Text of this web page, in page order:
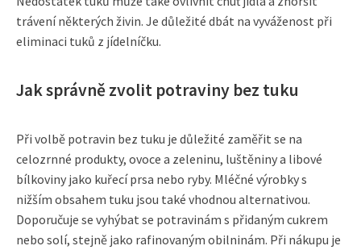
trávení některých živin. Je důležité dbát na vyváženost při
eliminaci tuků z jídelníčku.
Jak správně zvolit potraviny bez tuku
Při volbě potravin bez tuku je důležité zaměřit se na
celozrnné produkty, ovoce a zeleninu, luštěniny a libové
bílkoviny jako kuřecí prsa nebo ryby. Mléčné výrobky s
nižším obsahem tuku jsou také vhodnou alternativou.
Doporučuje se vyhýbat se potravinám s přidaným cukrem
nebo solí, stejně jako rafinovaným obilninám. Při nákupu je